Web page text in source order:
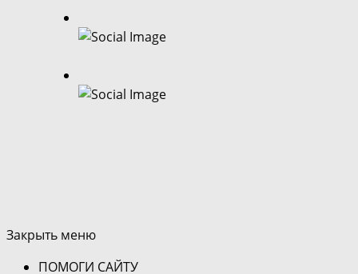
Закрыть меню
ПОМОГИ САЙТУ